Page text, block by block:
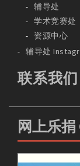
辅导处
学术竞赛处
资源中心
辅导处
联系我
网上乐